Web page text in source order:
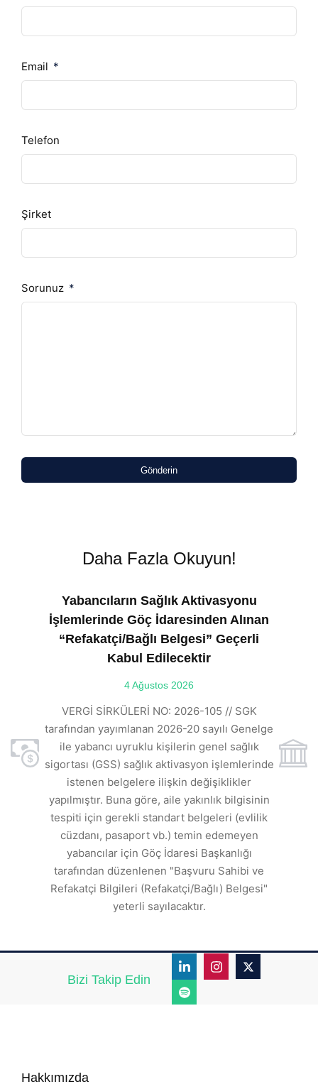
Email
Telefon
Şirket
Sorunuz
Gönderin
Daha Fazla Okuyun!
Yabancıların Sağlık Aktivasyonu
İşlemlerinde Göç İdaresinden Alınan
“Refakatçi/Bağlı Belgesi” Geçerli
Kabul Edilecektir
4 Ağustos 2026
VERGİ SİRKÜLERİ NO: 2026-105 // SGK
tarafından yayımlanan 2026-20 sayılı Genelge
ile yabancı uyruklu kişilerin genel sağlık
sigortası (GSS) sağlık aktivasyon işlemlerinde
istenen belgelere ilişkin değişiklikler
yapılmıştır. Buna göre, aile yakınlık bilgisinin
tespiti için gerekli standart belgeleri (evlilik
cüzdanı, pasaport vb.) temin edemeyen
yabancılar için Göç İdaresi Başkanlığı
tarafından düzenlenen "Başvuru Sahibi ve
Refakatçi Bilgileri (Refakatçi/Bağlı) Belgesi"
yeterli sayılacaktır.
Bizi Takip Edin
Hakkımızda